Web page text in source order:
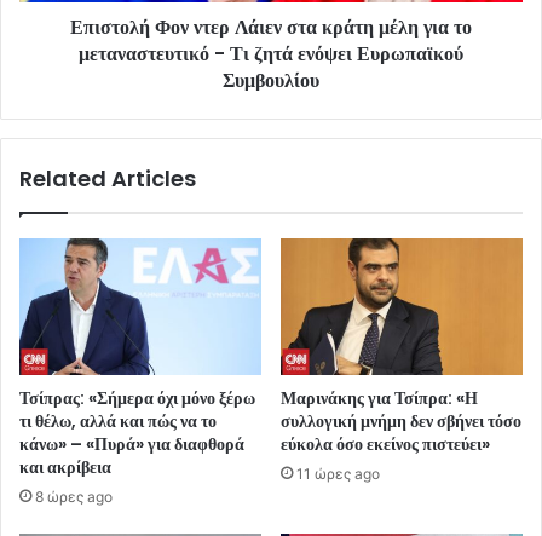
Επιστολή Φον ντερ Λάιεν στα κράτη μέλη για το
μεταναστευτικό - Τι ζητά ενόψει Ευρωπαϊκού
Συμβουλίου
Related Articles
Τσίπρας: «Σήμερα όχι μόνο ξέρω
τι θέλω, αλλά και πώς να το
κάνω» – «Πυρά» για διαφθορά
και ακρίβεια
8 ώρες ago
Μαρινάκης για Τσίπρα: «Η
συλλογική μνήμη δεν σβήνει τόσο
εύκολα όσο εκείνος πιστεύει»
11 ώρες ago